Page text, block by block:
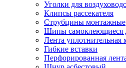
Уголки для
Клипсы рассекателя
Струбцины монтажные
Шипы самоклеющиеся
Лента
Гибкие вставки
Перфорированная